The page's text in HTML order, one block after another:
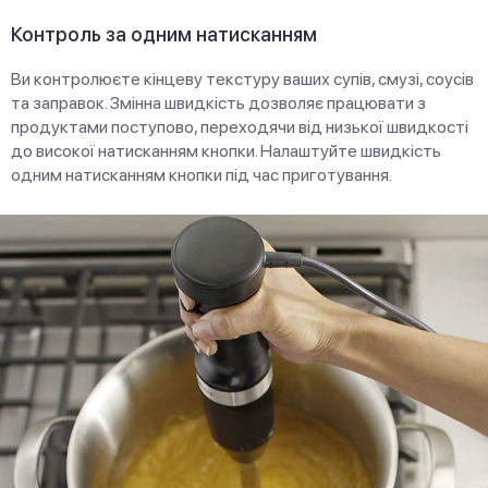
Контроль за одним натисканням
Ви контролюєте кінцеву текстуру ваших супів, смузі, соусів
та заправок. Змінна швидкість дозволяє працювати з
продуктами поступово, переходячи від низької швидкості
до високої натисканням кнопки. Налаштуйте швидкість
одним натисканням кнопки під час приготування.